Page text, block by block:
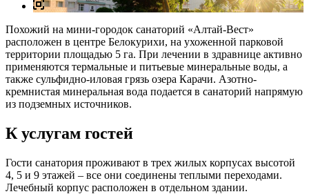
Похожий на мини-городок санаторий «Алтай-Вест»
расположен в центре Белокурихи, на ухоженной парковой
территории площадью 5 га. При лечении в здравнице активно
применяются термальные и питьевые минеральные воды, а
также сульфидно-иловая грязь озера Карачи. Азотно-
кремнистая минеральная вода подается в санаторий напрямую
из подземных источников.
К услугам гостей
Гости санатория проживают в трех жилых корпусах высотой
4, 5 и 9 этажей – все они соединены теплыми переходами.
Лечебный корпус расположен в отдельном здании.